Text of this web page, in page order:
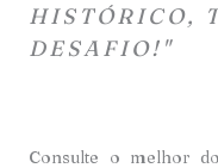
Consulte o melhor
HISTÓRICO,
DESAFIO!"